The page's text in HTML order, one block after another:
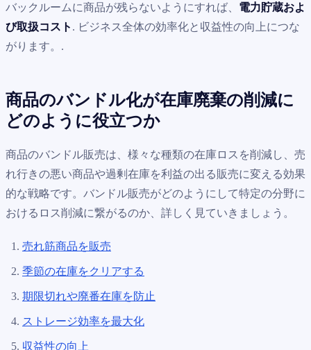
バックルームに商品が残らないようにすれば、 電力貯蔵およ
び取扱コスト . ビジネス全体の効率化と収益性の向上につな
がります。.
商品のバンドル化が在庫廃棄の削減に
どのように役立つか
商品のバンドル販売は、様々な種類の在庫ロスを削減し、売
れ行きの悪い商品や過剰在庫を利益の出る販売に変える効果
的な戦略です。バンドル販売がどのようにして特定の分野に
おけるロス削減に繋がるのか、詳しく見ていきましょう。
売れ筋商品を販売
季節の在庫をクリアする
期限切れや廃番在庫を防止
ストレージ効率を最大化
収益性の向上